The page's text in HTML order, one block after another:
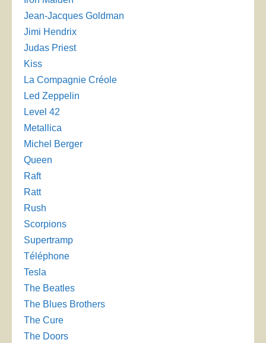
Jean-Jacques Goldman
Jimi Hendrix
Judas Priest
Kiss
La Compagnie Créole
Led Zeppelin
Level 42
Metallica
Michel Berger
Queen
Raft
Ratt
Rush
Scorpions
Supertramp
Téléphone
Tesla
The Beatles
The Blues Brothers
The Cure
The Doors